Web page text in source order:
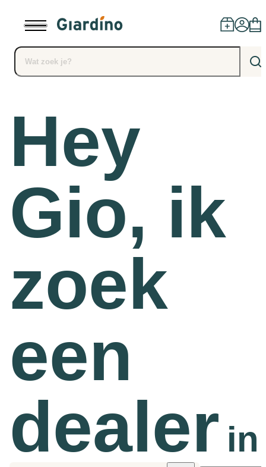
Advies
Blog
Team
Gio Goes Green
Missie en visie
Geschiedenis
Klantenservice
Hey
Gio, ik
zoek
een
dealer in